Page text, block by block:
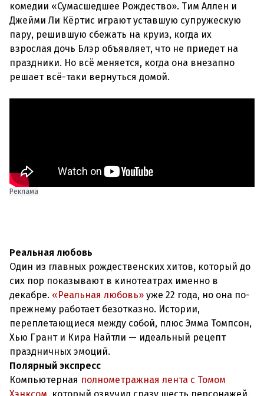
комедии «Сумасшедшее Рождество». Тим Аллен и
Джейми Ли Кёртис играют уставшую супружескую
пару, решившую сбежать на круиз, когда их
взрослая дочь Блэр объявляет, что не приедет на
праздники. Но всё меняется, когда она внезапно
решает всё-таки вернуться домой.
Реклама
Реальная любовь
Один из главных рождественских хитов, который до
сих пор показывают в кинотеатрах именно в
декабре. «Реальная любовь» уже 22 года, но она по-
прежнему работает безотказно. Истории,
переплетающиеся между собой, плюс Эмма Томпсон,
Хью Грант и Кира Найтли — идеальный рецепт
праздничных эмоций.
Полярный экспресс
Компьютерная полнометражная лента с Томом